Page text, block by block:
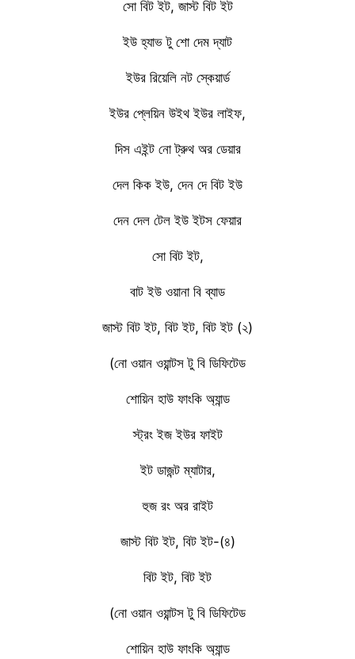
সো বিট ইট, জাস্ট বিট ইট
ইউ হ্যাভ টু শো দেম দ্যাট
ইউর রিয়েলি নট স্কেয়ার্ড
ইউর প্লেয়িন উইথ ইউর লাইফ,
দিস এইন্ট নো ট্রুথ অর ডেয়ার
দেল কিক ইউ, দেন দে বিট ইউ
দেন দেল টেল ইউ ইটস ফেয়ার
সো বিট ইট,
বাট ইউ ওয়ানা বি ব্যাড
জাস্ট বিট ইট, বিট ইট, বিট ইট (২)
(নো ওয়ান ওয়ান্টস টু বি ডিফিটেড
শোয়িন হাউ ফাংকি অ্যান্ড
স্ট্রং ইজ ইউর ফাইট
ইট ডাজন্ট ম্যাটার,
হুজ রং অর রাইট
জাস্ট বিট ইট, বিট ইট-(৪)
বিট ইট, বিট ইট
(নো ওয়ান ওয়ান্টস টু বি ডিফিটেড
শোয়িন হাউ ফাংকি অ্যান্ড